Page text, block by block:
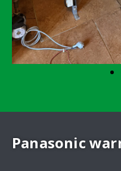
Panasonic